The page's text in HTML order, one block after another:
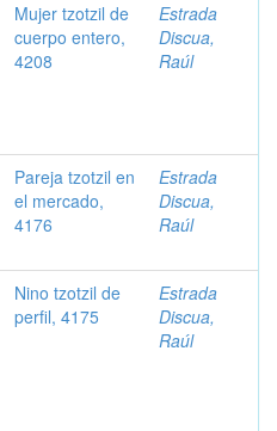
Mujer tzotzil de
cuerpo entero,
4208
Estrada
Discua,
Raúl
Pareja tzotzil en
el mercado,
4176
Estrada
Discua,
Raúl
Nino tzotzil de
perfil, 4175
Estrada
Discua,
Raúl